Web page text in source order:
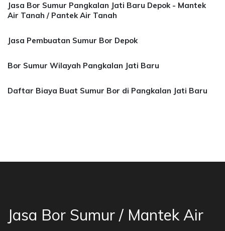
Jasa Bor Sumur Pangkalan Jati Baru Depok - Mantek
Air Tanah / Pantek Air Tanah
Jasa Pembuatan Sumur Bor Depok
Bor Sumur Wilayah Pangkalan Jati Baru
Daftar Biaya Buat Sumur Bor di Pangkalan Jati Baru
Jasa Bor Sumur / Mantek Air